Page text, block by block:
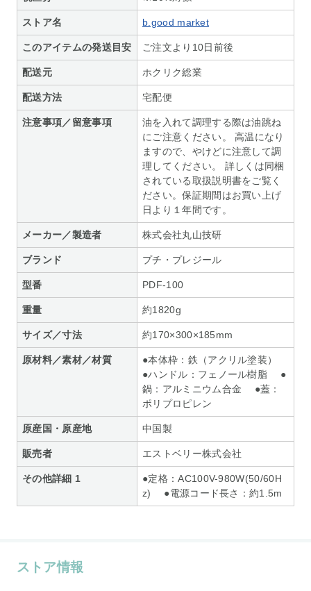
ストア名 b.good market
このアイテムの発送目安 ご注文より10日前後
配送元 ホクリク総業
配送方法 宅配便
注意事項／留意事項
油を入れて調理する際は油跳ね
にご注意ください。 高温になり
ますので、やけどに注意して調
理してください。 詳しくは同梱
されている取扱説明書をご覧く
ださい。保証期間はお買い上げ
日より１年間です。
メーカー／製造者 株式会社丸山技研
ブランド プチ・プレジール
型番 PDF-100
重量 約1820g
サイズ／寸法 約170×300×185mm
原材料／素材／材質
●本体枠：鉄（アクリル塗装）
●ハンドル：フェノール樹脂 ●
鍋：アルミニウム合金 ●蓋：
ポリプロピレン
原産国・原産地 中国製
販売者 エストベリー株式会社
その他詳細 1
●定格：AC100V-980W(50/60H
z) ●電源コード長さ：約1.5m
ストア情報